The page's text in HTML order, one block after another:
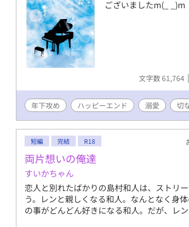
ございましたm(_ _)m
文字数 61,764
年下攻め ハッピーエンド 溺愛 切
短編 完結 R18
両片想いの俺達
すいかちゃん
恋人と別れたばかりの島村和人は、ストリ
う。レンと親しくなる和人。なんとなく身
の事がどんどん好きになる和人。だが、レ